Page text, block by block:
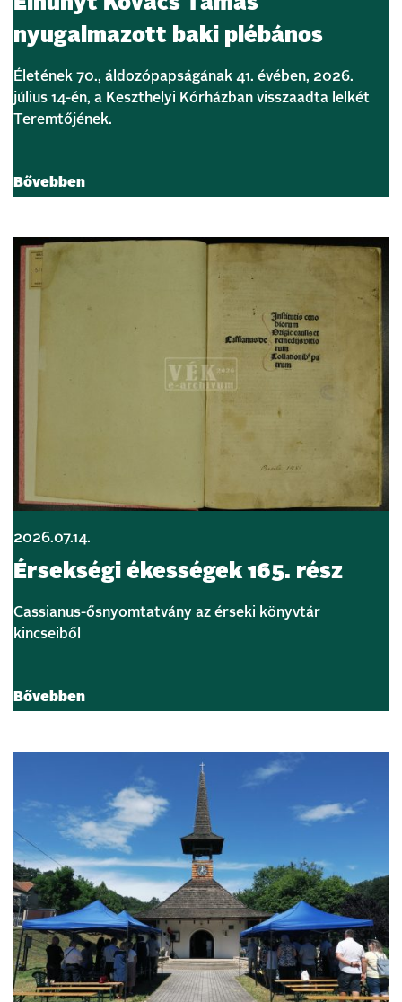
nyugalmazott baki plébános
Életének 70., áldozópapságának 41. évében, 2026.
július 14-én, a Keszthelyi Kórházban visszaadta lelkét
Teremtőjének.
Bővebben
2026.07.14.
Érsekségi ékességek 165. rész
Cassianus-ősnyomtatvány az érseki könyvtár
kincseiből
Bővebben